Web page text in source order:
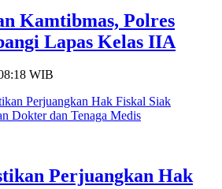
Kamtibmas, Polres
Lapas Kelas IIA
WIB
Perjuangkan Hak